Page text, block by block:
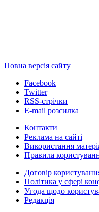
Повна версія сайту
Facebook
Twitter
RSS-стрічки
E-mail розсилка
Контакти
Реклама на сайті
Використання
Правила
Договір
Політика у сфері
Угода щодо
Редакція